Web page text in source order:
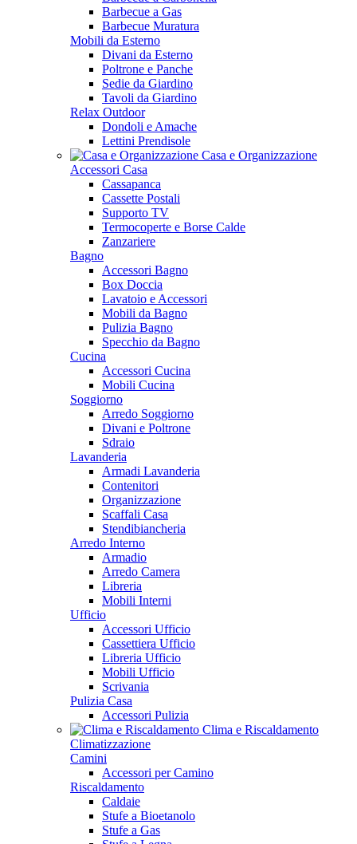
Barbecue a Gas
Barbecue Muratura
Mobili da Esterno
Divani da Esterno
Poltrone e Panche
Sedie da Giardino
Tavoli da Giardino
Relax Outdoor
Dondoli e Amache
Lettini Prendisole
Casa e Organizzazione
Accessori Casa
Cassapanca
Cassette Postali
Supporto TV
Termocoperte e Borse Calde
Zanzariere
Bagno
Accessori Bagno
Box Doccia
Lavatoio e Accessori
Mobili da Bagno
Pulizia Bagno
Specchio da Bagno
Cucina
Accessori Cucina
Mobili Cucina
Soggiorno
Arredo Soggiorno
Divani e Poltrone
Sdraio
Lavanderia
Armadi Lavanderia
Contenitori
Organizzazione
Scaffali Casa
Stendibiancheria
Arredo Interno
Armadio
Arredo Camera
Libreria
Mobili Interni
Ufficio
Accessori Ufficio
Cassettiera Ufficio
Libreria Ufficio
Mobili Ufficio
Scrivania
Pulizia Casa
Accessori Pulizia
Clima e Riscaldamento
Climatizzazione
Camini
Accessori per Camino
Riscaldamento
Caldaie
Stufe a Bioetanolo
Stufe a Gas